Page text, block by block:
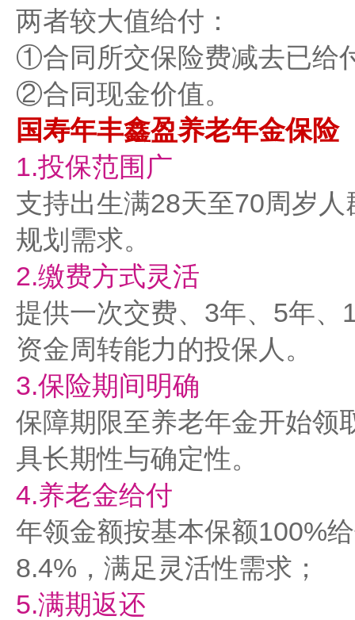
两者较大值给付：
①合同所交保险费减去已给
②合同现金价值。
国寿年丰鑫盈养老年金保险
1.‌投保范围广‌
支持出生满28天至70周岁
规划需求。
2.‌缴费方式灵活‌
提供一次交费、3年、5年
资金周转能力的投保人。
3.‌保险期间明确‌
保障期限至养老年金开始领
具长期性与确定性。
4.‌养老金给付‌
年领金额按基本保额100%
8.4%，满足灵活性需求；
5.‌满期返还‌